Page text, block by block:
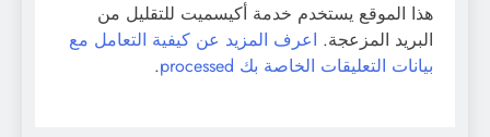
هذا الموقع يستخدم خدمة أكيسميت للتقليل من
البريد المزعجة. اعرف المزيد عن كيفية التعامل مع
بيانات التعليقات الخاصة بك processed
.